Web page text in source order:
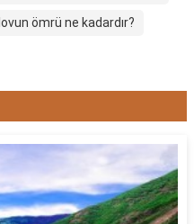
ömrü ne kadardır?